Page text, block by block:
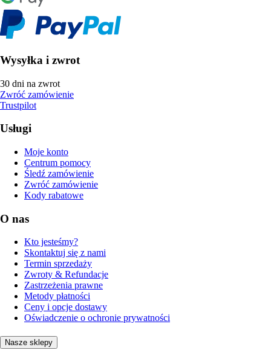
Wysyłka i zwrot
30 dni na zwrot
Zwróć zamówienie
Trustpilot
Usługi
Moje konto
Centrum pomocy
Śledź zamówienie
Zwróć zamówienie
Kody rabatowe
O nas
Kto jesteśmy?
Skontaktuj się z nami
Termin sprzedaży
Zwroty & Refundacje
Zastrzeżenia prawne
Metody płatności
Ceny i opcje dostawy
Oświadczenie o ochronie prywatności
Nasze sklepy